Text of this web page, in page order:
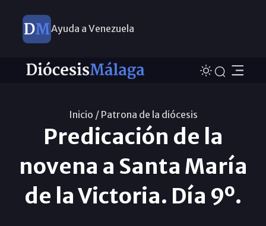
Ayuda a Venezuela
Inicio / Patrona de la diócesis
Predicación de la
novena a Santa María
de la Victoria. Día 9º.